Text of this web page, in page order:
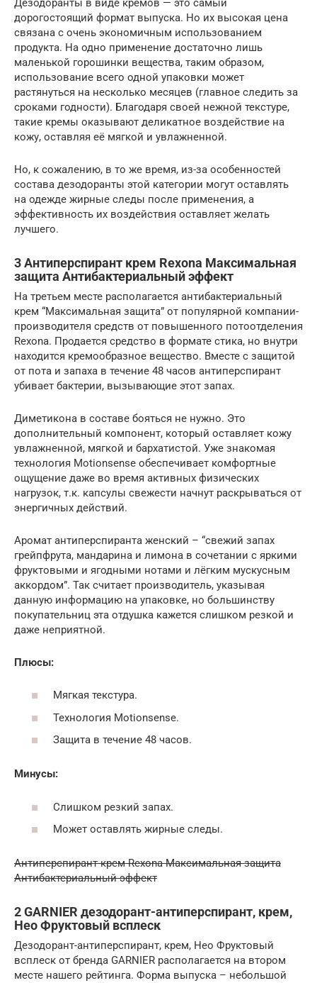
Дезодоранты в виде кремов — это самый
дорогостоящий формат выпуска. Но их высокая цена
связана с очень экономичным использованием
продукта. На одно применение достаточно лишь
маленькой горошинки вещества, таким образом,
использование всего одной упаковки может
растянуться на несколько месяцев (главное следить за
сроками годности). Благодаря своей нежной текстуре,
такие кремы оказывают деликатное воздействие на
кожу, оставляя её мягкой и увлажненной.
Но, к сожалению, в то же время, из-за особенностей
состава дезодоранты этой категории могут оставлять
на одежде жирные следы после применения, а
эффективность их воздействия оставляет желать
лучшего.
3 Антиперспирант крем Rexona Максимальная
защита Антибактериальный эффект
На третьем месте располагается антибактериальный
крем “Максимальная защита” от популярной компании-
производителя средств от повышенного потоотделения
Rexona. Продается средство в формате стика, но внутри
находится кремообразное вещество. Вместе с защитой
от пота и запаха в течение 48 часов антиперспирант
убивает бактерии, вызывающие этот запах.
Диметикона в составе бояться не нужно. Это
дополнительный компонент, который оставляет кожу
увлажненной, мягкой и бархатистой. Уже знакомая
технология Motionsense обеспечивает комфортные
ощущение даже во время активных физических
нагрузок, т.к. капсулы свежести начнут раскрываться от
энергичных действий.
Аромат антиперспиранта женский – “свежий запах
грейпфрута, мандарина и лимона в сочетании с яркими
фруктовыми и ягодными нотами и лёгким мускусным
аккордом”. Так считает производитель, указывая
данную информацию на упаковке, но большинству
покупательниц эта отдушка кажется слишком резкой и
даже неприятной.
Плюсы:
Мягкая текстура.
Технология Motionsense.
Защита в течение 48 часов.
Минусы:
Слишком резкий запах.
Может оставлять жирные следы.
Антиперспирант крем Rexona Максимальная защита
Антибактериальный эффект
2 GARNIER дезодорант-антиперспирант, крем,
Нео Фруктовый всплеск
Дезодорант-антиперспирант, крем, Нео Фруктовый
всплеск от бренда GARNIER располагается на втором
месте нашего рейтинга. Форма выпуска – небольшой